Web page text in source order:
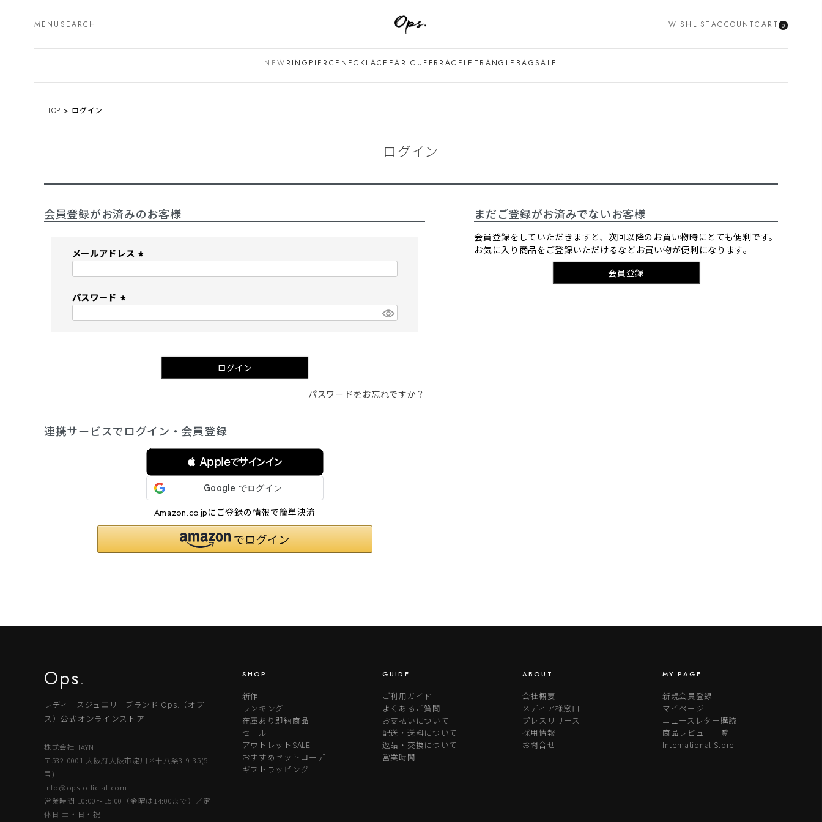
MENU SEARCH WISHLISTACCOUNTCART 0
NEW RING PIERCE NECKLACE EAR CUFFBRACELET BANGLE BAGSALE
TOP ログイン
ログイン
会員登録がお済みのお客様
メールアドレス
)
パスワード
ログイン
パスワードをお忘れですか？
連携サービスでログイン・会員登録
 Appleでサインイン
Amazon.co.jpにご登録の情報で簡単決済
まだご登録がお済みでないお客様
会員登録をしていただきますと、次回以降のお買い物時にとても便利です。
お気に入り商品をご登録いただけるなどお買い物が便利になります。
会員登録
Ops.
レディースジュエリーブランド Ops.（オプ
ス）公式オンラインストア
株式会社HAYNI
〒532-0001 大阪府大阪市淀川区十八条3-9-35(5
号)
info@ops-official.com
営業時間 10:00〜15:00（金曜は14:00まで）／定
休日 土・日・祝
SHOP
新作
ランキング
在庫あり即納商品
セール
アウトレットSALE
おすすめセットコーデ
ギフトラッピング
GUIDE
ご利用ガイド
よくあるご質問
お支払いについて
配送・送料について
返品・交換について
営業時間
ABOUT
会社概要
メディア様窓口
プレスリリース
採用情報
お問合せ
MY PAGE
新規会員登録
マイページ
ニュースレター購読
商品レビュー一覧
International Store